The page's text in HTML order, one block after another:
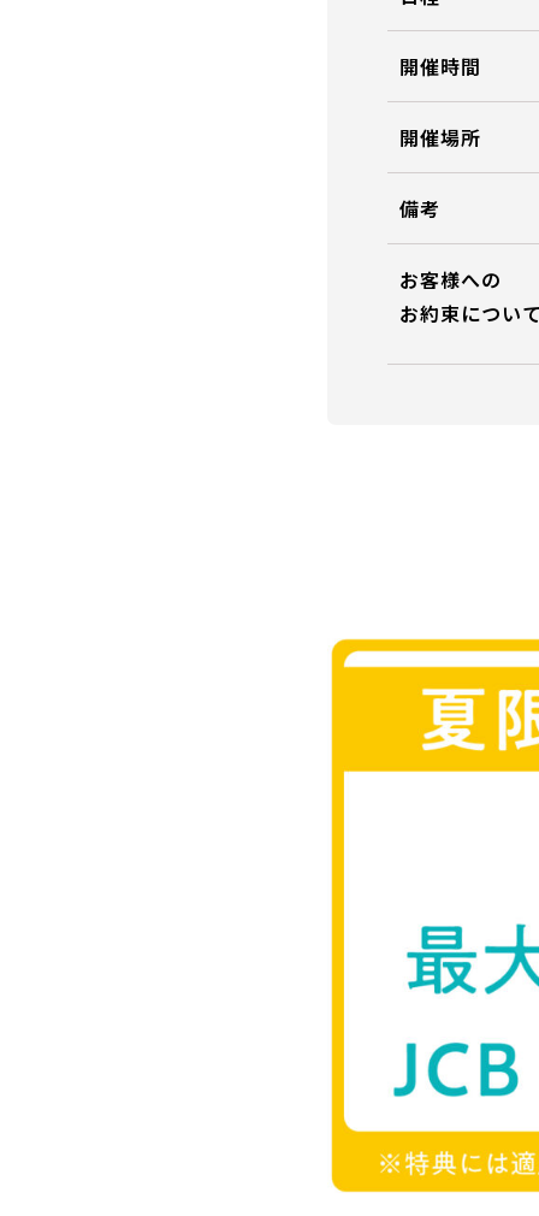
開催時間
開催場所
備考
お客様への
お約束につい